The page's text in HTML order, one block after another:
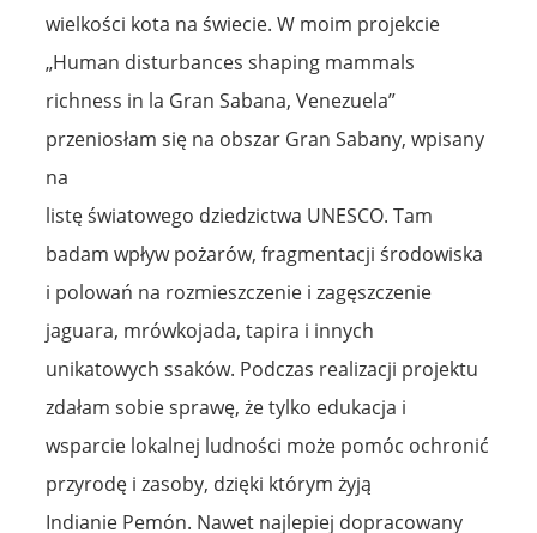
wielkości kota na świecie. W moim projekcie
„Human disturbances shaping mammals
richness in la Gran Sabana, Venezuela”
przeniosłam się na obszar Gran Sabany, wpisany
na
listę światowego dziedzictwa UNESCO. Tam
badam wpływ pożarów, fragmentacji środowiska
i polowań na rozmieszczenie i zagęszczenie
jaguara, mrówkojada, tapira i innych
unikatowych ssaków. Podczas realizacji projektu
zdałam sobie sprawę, że tylko edukacja i
wsparcie lokalnej ludności może pomóc ochronić
przyrodę i zasoby, dzięki którym żyją
Indianie Pemón. Nawet najlepiej dopracowany